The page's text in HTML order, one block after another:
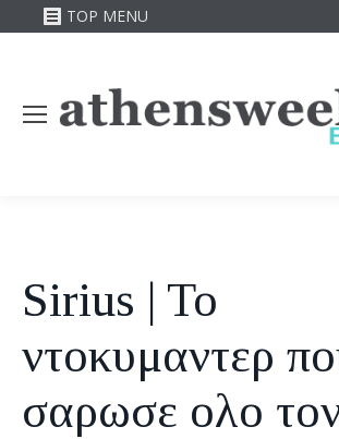
TOP MENU
Sirius | To
ντοκυμαντερ
σαρωσε ολο